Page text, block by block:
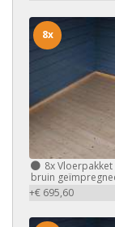
8xVloerpakket
bruin
+€ 695,60
8x